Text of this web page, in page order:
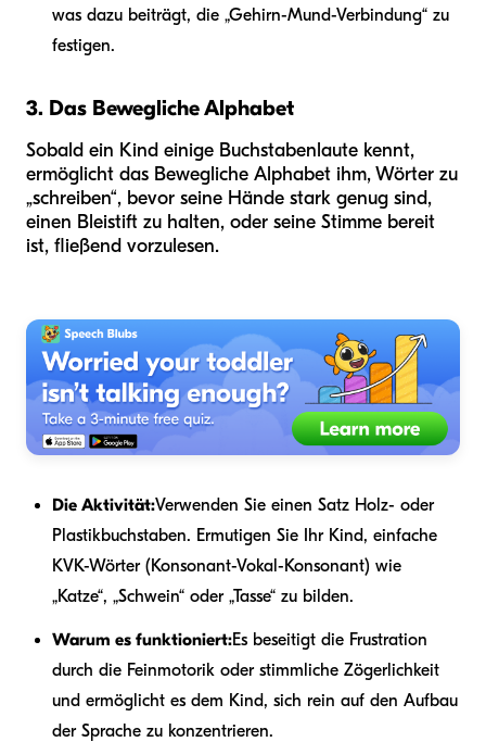
was dazu beiträgt, die „Gehirn-Mund-Verbindung“ zu
festigen.
3. Das Bewegliche Alphabet
Sobald ein Kind einige Buchstabenlaute kennt,
ermöglicht das Bewegliche Alphabet ihm, Wörter zu
„schreiben“, bevor seine Hände stark genug sind,
einen Bleistift zu halten, oder seine Stimme bereit
ist, fließend vorzulesen.
Die Aktivität:Verwenden Sie einen Satz Holz- oder
Plastikbuchstaben. Ermutigen Sie Ihr Kind, einfache
KVK-Wörter (Konsonant-Vokal-Konsonant) wie
„Katze“, „Schwein“ oder „Tasse“ zu bilden.
Warum es funktioniert:Es beseitigt die Frustration
durch die Feinmotorik oder stimmliche Zögerlichkeit
und ermöglicht es dem Kind, sich rein auf den Aufbau
der Sprache zu konzentrieren.